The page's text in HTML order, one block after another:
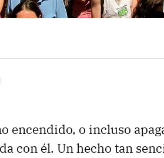
encendido, o incluso
con él. Un hecho tan